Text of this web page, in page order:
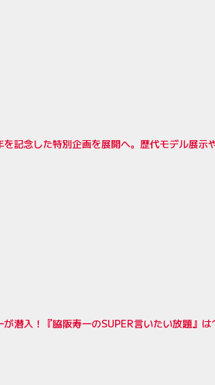
記念した特別企画を展開へ。歴代モデル展示
潜入！『脇阪寿一のSUPER言いたい放題』